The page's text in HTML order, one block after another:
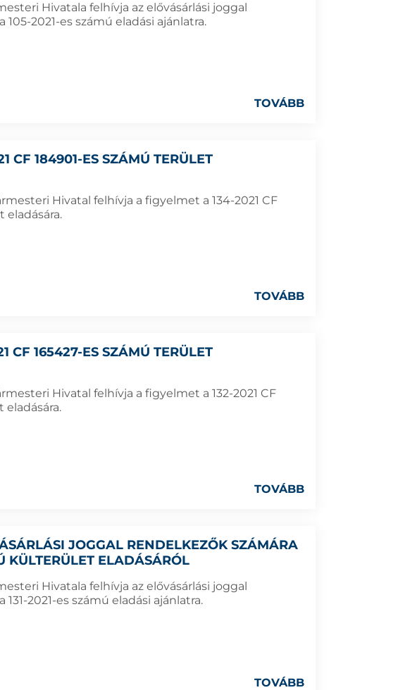
Hivatala felhívja az elővásárlási joggal
2021-es számú eladási ajánlatra.
TOVÁBB
CF 184901-ES SZÁMÚ TERÜLET
Hivatal felhívja a figyelmet a 134-2021 CF
eladására.
TOVÁBB
CF 165427-ES SZÁMÚ TERÜLET
Hivatal felhívja a figyelmet a 132-2021 CF
eladására.
TOVÁBB
JOGGAL RENDELKEZŐK SZÁMÁRA
KÜLTERÜLET ELADÁSÁRÓL
Hivatala felhívja az elővásárlási joggal
2021-es számú eladási ajánlatra.
TOVÁBB